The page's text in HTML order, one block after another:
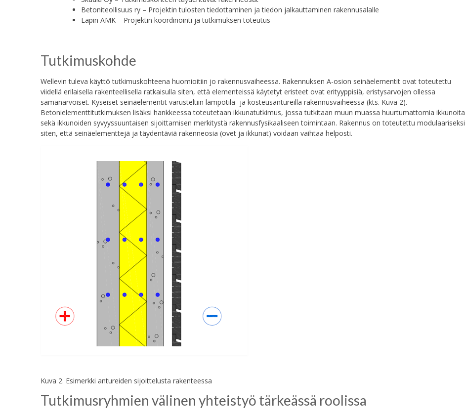
Betoniteollisuus ry – Projektin tulosten tiedottaminen ja tiedon jalkauttaminen rakennusalalle
Lapin AMK – Projektin koordinointi ja tutkimuksen toteutus
Tutkimuskohde
Wellevin tuleva käyttö tutkimuskohteena huomioitiin jo rakennusvaiheessa. Rakennuksen A-osion seinäelementit ovat toteutettu
viidellä erilaisella rakenteellisella ratkaisulla siten, että elementeissä käytetyt eristeet ovat erityyppisiä, eristysarvojen ollessa
samanarvoiset. Kyseiset seinäelementit varusteltiin lämpötila- ja kosteusantureilla rakennusvaiheessa (kts. Kuva 2).
Betonielementtitutkimuksen lisäksi hankkeessa toteutetaan ikkunatutkimus, jossa tutkitaan muun muassa huurtumattomia ikkunoita
sekä ikkunoiden syvyyssuuntaisen sijoittamisen merkitystä rakennusfysikaaliseen toimintaan. Rakennus on toteutettu modulaariseksi
siten, että seinäelementtejä ja täydentäviä rakenneosia (ovet ja ikkunat) voidaan vaihtaa helposti.
Kuva 2. Esimerkki antureiden sijoittelusta rakenteessa
Tutkimusryhmien välinen yhteistyö tärkeässä roolissa